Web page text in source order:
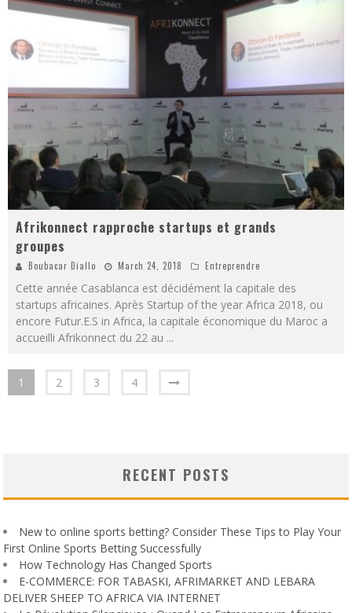
Afrikonnect rapproche startups et grands
groupes
Boubacar Diallo March 24, 2018 Entreprendre
Cette année Casablanca est décidément la capitale des
startups africaines. Après Startup of the year Africa 2018, ou
encore Futur.E.S in Africa, la capitale économique du Maroc a
accueilli Afrikonnect du 22 au ...
1 2 3 4
RECENT POSTS
New to online sports betting? Consider These Tips to Play Your
First Online Sports Betting Successfully
How Technology Has Changed Sports
E-COMMERCE: FOR TABASKI, AFRIMARKET AND LEBARA
DELIVER SHEEP TO AFRICA VIA INTERNET